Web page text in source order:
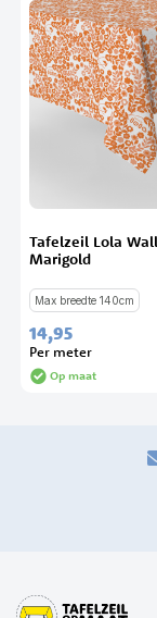
Tafelzeil Lola
Marigold
Max breedte 140cm
14,95
Per meter
Op maat